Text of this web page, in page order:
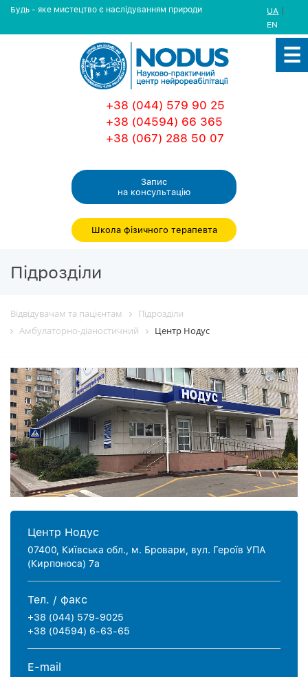
Будь - яке мистецтво є наслідуванням природи UA |
EN
+38 (044) 579 90 25
+38 (04594) 66 365
+38 (067) 288 50 07
Запис
на консультацiю
Школа фізичного терапевта
Пiдроздiли
Відвідувачам та пацієнтам
Пiдроздiли
Амбулаторно-діаностичний
Центр Нодус
Центр Нодус
07400, Київська обл., м. Бровари, вул. Героїв УПА
(Кирпоноса) 7а
Тел. / факс
+38 (044) 579-9025
+38 (04594) 6-63-65
E-mail